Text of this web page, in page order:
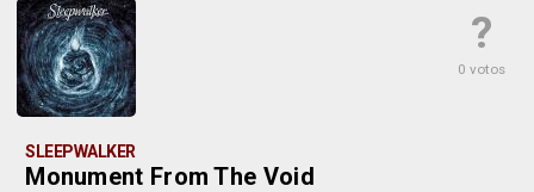
?
0 votos
SLEEPWALKER
Monument From The Void